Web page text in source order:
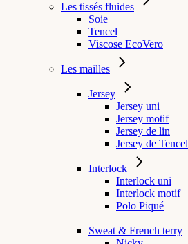
Les tissés fluides
Soie
Tencel
Viscose EcoVero
Les mailles
Jersey
Jersey uni
Jersey motif
Jersey de lin
Jersey de Tencel
Interlock
Interlock uni
Interlock motif
Polo Piqué
Sweat & French terry